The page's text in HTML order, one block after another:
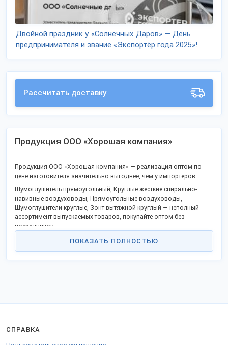
Двойной праздник у «Солнечных Даров» — День
предпринимателя и звание «Экспортёр года 2025»!
Рассчитать доставку
Продукция ООО «Хорошая компания»
Продукция ООО «Хорошая компания» — реализация оптом по
цене изготовителя значительно выгоднее, чем у импортёров.
Шумоглушитель прямоугольный, Круглые жесткие спирально-
навивные воздуховоды, Прямоугольные воздуховоды,
Шумоглушители круглые, Зонт вытяжной круглый — неполный
ассортимент выпускаемых товаров, покупайте оптом без
посредников.
В каталоге уже известные товары и новая продукция.
Качество отвечает госстандартам или техническим регламентам,
не уступает китайским конкурентам.
Петербург, Тольятти, Псков и других.
Для продажи за пределы РФ оформляются разрешительные
ПОКАЗАТЬ ПОЛНОСТЬЮ
СПРАВКА